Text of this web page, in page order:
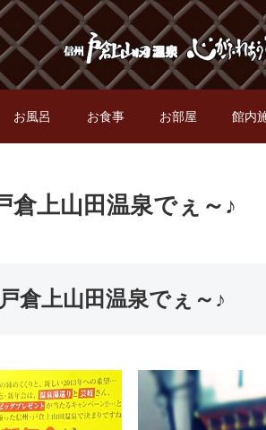
お風呂 お食事 お部屋 館内
上山田温泉でぇ～♪
倉上山田温泉でぇ～♪